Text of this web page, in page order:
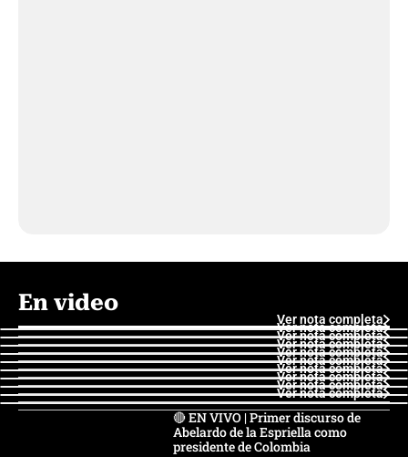
En video
Ver nota completa
Ver nota completa
Ver nota completa
Ver nota completa
Ver nota completa
Ver nota completa
Ver nota completa
Ver nota completa
Ver nota completa
Ver nota completa
🔴 EN VIVO | Primer discurso de
Abelardo de la Espriella como
presidente de Colombia